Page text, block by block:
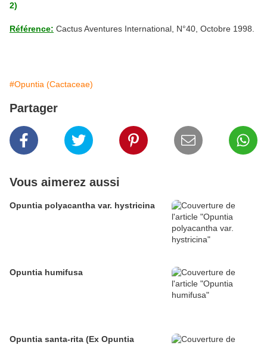
2)
Référence: Cactus Aventures International, N°40, Octobre 1998.
#Opuntia (Cactaceae)
Partager
Vous aimerez aussi
Opuntia polyacantha var. hystricina
Opuntia humifusa
Opuntia santa-rita (Ex Opuntia